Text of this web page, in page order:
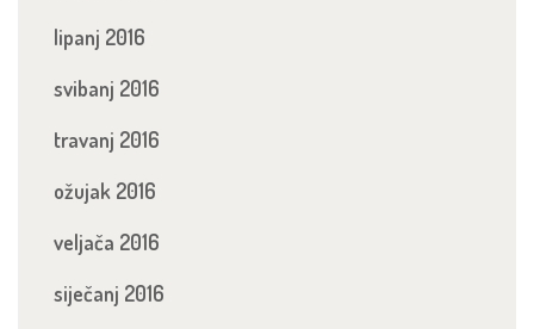
lipanj 2016
svibanj 2016
travanj 2016
ožujak 2016
veljača 2016
siječanj 2016